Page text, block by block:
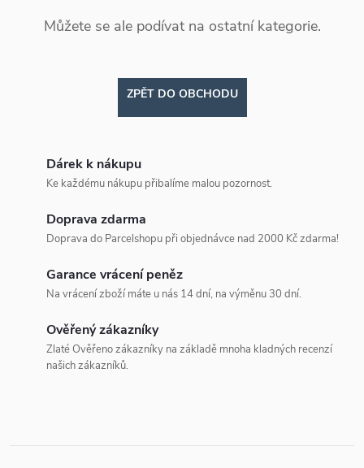
Můžete se ale podívat na ostatní kategorie.
ZPĚT DO OBCHODU
Dárek k nákupu
Ke každému nákupu přibalíme malou pozornost.
Doprava zdarma
Doprava do Parcelshopu při objednávce nad 2000 Kč zdarma!
Garance vrácení peněz
Na vrácení zboží máte u nás 14 dní, na výměnu 30 dní.
Ověřený zákazníky
Zlaté Ověřeno zákazníky na základě mnoha kladných recenzí
našich zákazníků.